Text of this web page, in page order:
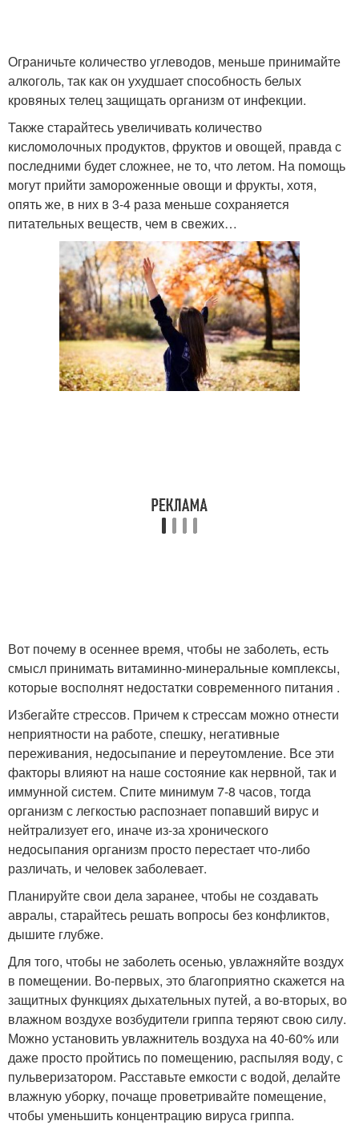
Ограничьте количество углеводов, меньше принимайте
алкоголь, так как он ухудшает способность белых
кровяных телец защищать организм от инфекции.
Также старайтесь увеличивать количество
кисломолочных продуктов, фруктов и овощей, правда с
последними будет сложнее, не то, что летом. На помощь
могут прийти замороженные овощи и фрукты, хотя,
опять же, в них в 3-4 раза меньше сохраняется
питательных веществ, чем в свежих…
Вот почему в осеннее время, чтобы не заболеть, есть
смысл принимать витаминно-минеральные комплексы,
которые восполнят недостатки современного питания .
Избегайте стрессов. Причем к стрессам можно отнести
неприятности на работе, спешку, негативные
переживания, недосыпание и переутомление. Все эти
факторы влияют на наше состояние как нервной, так и
иммунной систем. Спите минимум 7-8 часов, тогда
организм с легкостью распознает попавший вирус и
нейтрализует его, иначе из-за хронического
недосыпания организм просто перестает что-либо
различать, и человек заболевает.
Планируйте свои дела заранее, чтобы не создавать
авралы, старайтесь решать вопросы без конфликтов,
дышите глубже.
Для того, чтобы не заболеть осенью, увлажняйте воздух
в помещении. Во-первых, это благоприятно скажется на
защитных функциях дыхательных путей, а во-вторых, во
влажном воздухе возбудители гриппа теряют свою силу.
Можно установить увлажнитель воздуха на 40-60% или
даже просто пройтись по помещению, распыляя воду, с
пульверизатором. Расставьте емкости с водой, делайте
влажную уборку, почаще проветривайте помещение,
чтобы уменьшить концентрацию вируса гриппа.